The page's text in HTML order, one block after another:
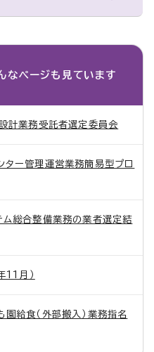
なページも見ています
計業務受託者選定委員会
ター管理運営業務簡易型プロ
ム総合整備業務の業者選定結
11月）
給食（外部搬入）業務指名